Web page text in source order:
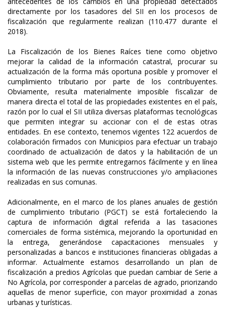
directamente por los tasadores del SII en los procesos de
fiscalización que regularmente realizan (110.477 durante el
2018).
La Fiscalización de los Bienes Raíces tiene como objetivo
mejorar la calidad de la información catastral, procurar su
actualización de la forma más oportuna posible y promover el
cumplimiento tributario por parte de los contribuyentes.
Obviamente, resulta materialmente imposible fiscalizar de
manera directa el total de las propiedades existentes en el país,
razón por lo cual el SII utiliza diversas plataformas tecnológicas
que permiten integrar su accionar con el de estas otras
entidades. En ese contexto, tenemos vigentes 122 acuerdos de
colaboración firmados con Municipios para efectuar un trabajo
coordinado de actualización de datos y la habilitación de un
sistema web que les permite entregarnos fácilmente y en línea
la información de las nuevas construcciones y/o ampliaciones
realizadas en sus comunas.
Adicionalmente, en el marco de los planes anuales de gestión
de cumplimiento tributario (PGCT) se está fortaleciendo la
captura de información digital referida a las tasaciones
comerciales de forma sistémica, mejorando la oportunidad en
la entrega, generándose capacitaciones mensuales y
personalizadas a bancos e instituciones financieras obligadas a
informar. Actualmente estamos desarrollando un plan de
fiscalización a predios Agrícolas que puedan cambiar de Serie a
No Agrícola, por corresponder a parcelas de agrado, priorizando
aquellas de menor superficie, con mayor proximidad a zonas
urbanas y turísticas.